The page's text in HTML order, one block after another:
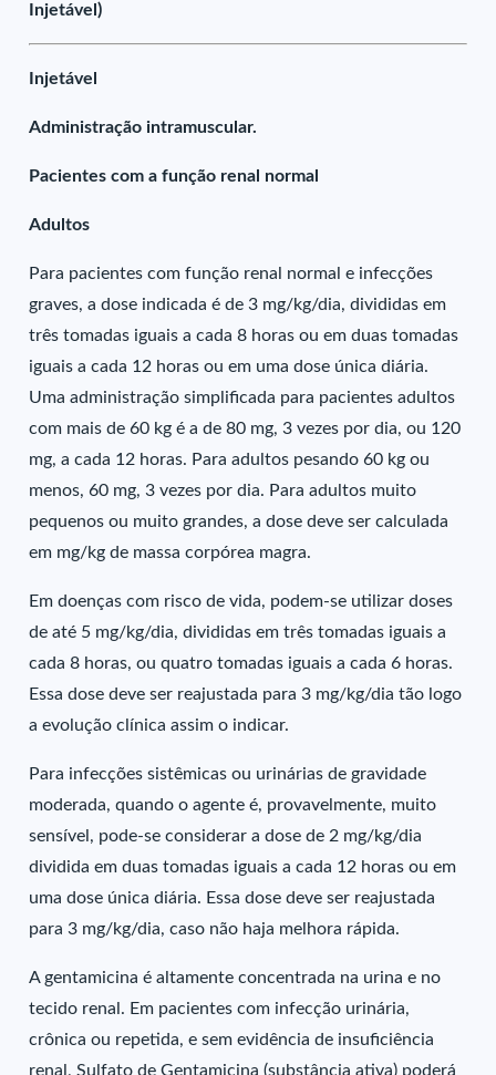
Injetável)
Injetável
Administração intramuscular.
Pacientes com a função renal normal
Adultos
Para pacientes com função renal normal e infecções
graves, a dose indicada é de 3 mg/kg/dia, divididas em
três tomadas iguais a cada 8 horas ou em duas tomadas
iguais a cada 12 horas ou em uma dose única diária.
Uma administração simplificada para pacientes adultos
com mais de 60 kg é a de 80 mg, 3 vezes por dia, ou 120
mg, a cada 12 horas. Para adultos pesando 60 kg ou
menos, 60 mg, 3 vezes por dia. Para adultos muito
pequenos ou muito grandes, a dose deve ser calculada
em mg/kg de massa corpórea magra.
Em doenças com risco de vida, podem-se utilizar doses
de até 5 mg/kg/dia, divididas em três tomadas iguais a
cada 8 horas, ou quatro tomadas iguais a cada 6 horas.
Essa dose deve ser reajustada para 3 mg/kg/dia tão logo
a evolução clínica assim o indicar.
Para infecções sistêmicas ou urinárias de gravidade
moderada, quando o agente é, provavelmente, muito
sensível, pode-se considerar a dose de 2 mg/kg/dia
dividida em duas tomadas iguais a cada 12 horas ou em
uma dose única diária. Essa dose deve ser reajustada
para 3 mg/kg/dia, caso não haja melhora rápida.
A gentamicina é altamente concentrada na urina e no
tecido renal. Em pacientes com infecção urinária,
crônica ou repetida, e sem evidência de insuficiência
renal, Sulfato de Gentamicina (substância ativa) poderá